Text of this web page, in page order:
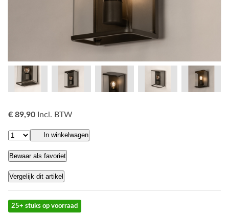
€ 89,90 Incl. BTW
In winkelwagen
Bewaar als favoriet
Vergelijk dit artikel
25+ stuks op voorraad